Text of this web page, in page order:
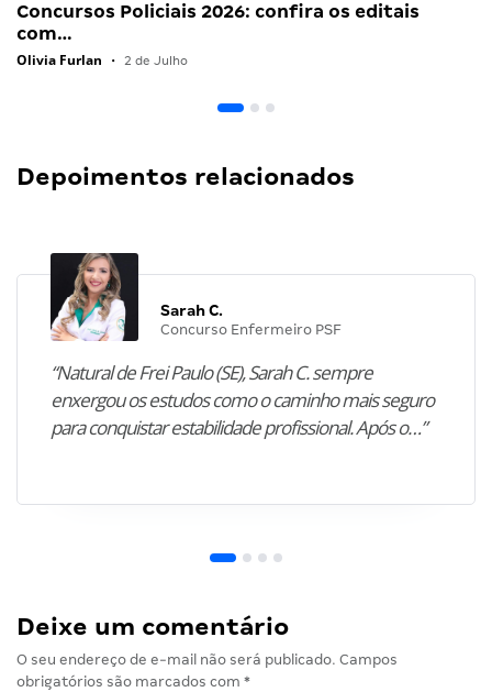
Concursos Policiais 2026: confira os editais
com…
Olivia Furlan • 2 de Julho
Depoimentos relacionados
Sarah C.
Concurso Enfermeiro PSF
“Natural de Frei Paulo (SE), Sarah C. sempre
enxergou os estudos como o caminho mais seguro
para conquistar estabilidade profissional. Após o…”
Deixe um comentário
O seu endereço de e-mail não será publicado. Campos
obrigatórios são marcados com *